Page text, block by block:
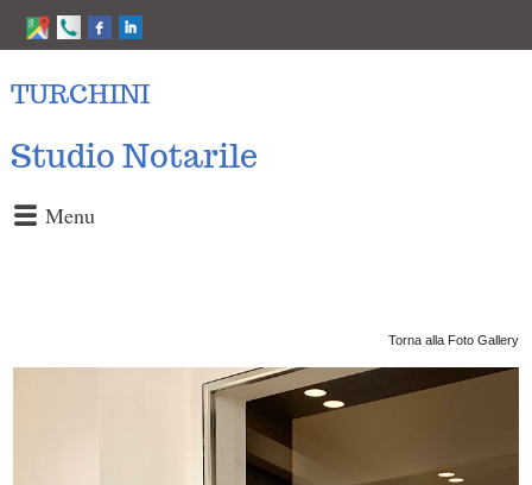
TURCHINI
Studio Notarile
Menu
Torna alla Foto Gallery